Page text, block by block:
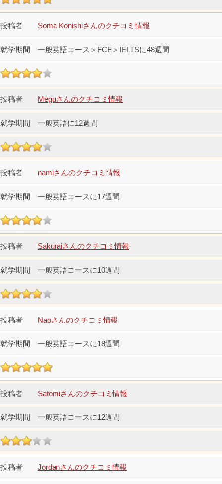
Soma Konishiさんのクチコミ情報
一般英語コース＞FCE＞IELTSに48週間
Meguさんのクチコミ情報
一般英語に12週間
namiさんのクチコミ情報
一般英語コースに17週間
Sakuraiさんのクチコミ情報
一般英語コースに10週間
Naoさんのクチコミ情報
一般英語コースに18週間
Satomiさんのクチコミ情報
一般英語コースに12週間
Jordanさんのクチコミ情報